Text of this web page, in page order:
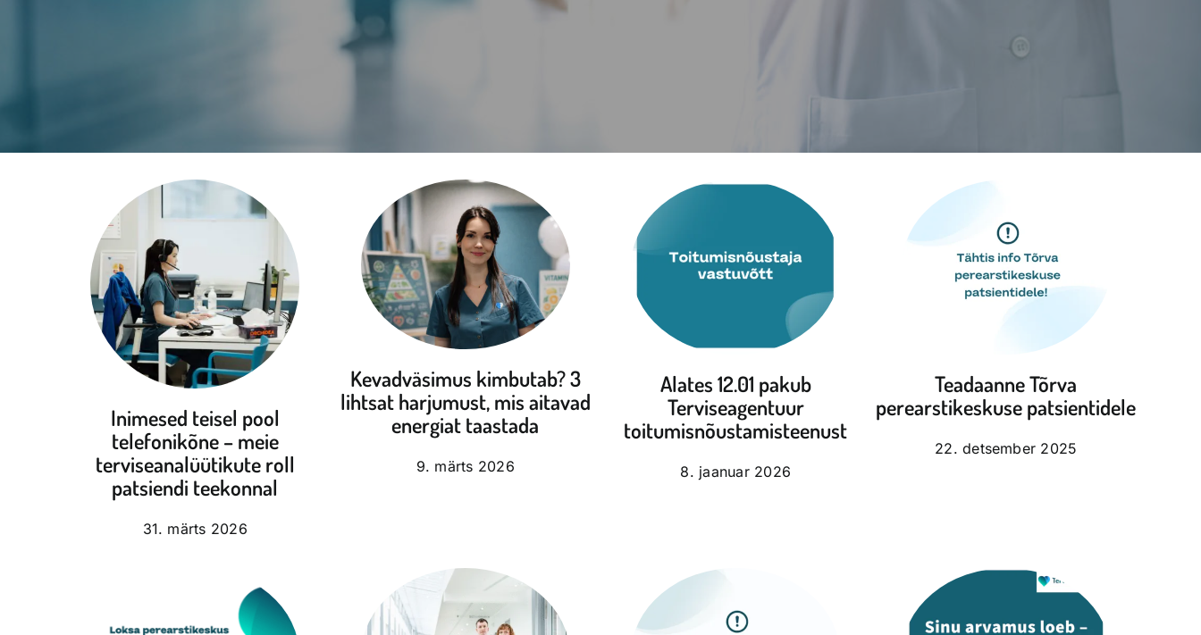
Inimesed teisel pool
telefonikõne – meie
terviseanalüütikute roll
patsiendi teekonnal
31. märts 2026
Kevadväsimus kimbutab? 3
lihtsat harjumust, mis aitavad
energiat taastada
9. märts 2026
Alates 12.01 pakub
Terviseagentuur
toitumisnõustamisteenust
8. jaanuar 2026
Teadaanne Tõrva
perearstikeskuse patsientidele
22. detsember 2025